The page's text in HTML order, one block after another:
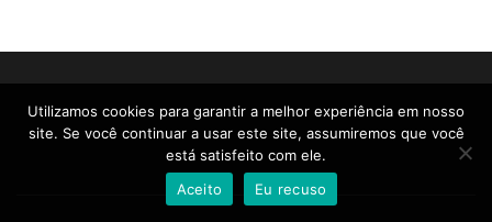
Utilizamos cookies para garantir a melhor experiência em nosso
site. Se você continuar a usar este site, assumiremos que você
está satisfeito com ele.
Aceito
Eu recuso